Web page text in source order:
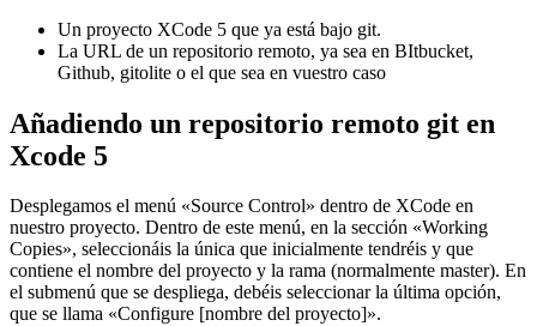
Un proyecto XCode 5 que ya está bajo git.
La URL de un repositorio remoto, ya sea en BItbucket,
Github, gitolite o el que sea en vuestro caso
Añadiendo un repositorio remoto git en
Xcode 5
Desplegamos el menú «Source Control» dentro de XCode en
nuestro proyecto. Dentro de este menú, en la sección «Working
Copies», seleccionáis la única que inicialmente tendréis y que
contiene el nombre del proyecto y la rama (normalmente master). En
el submenú que se despliega, debéis seleccionar la última opción,
que se llama «Configure [nombre del proyecto]».